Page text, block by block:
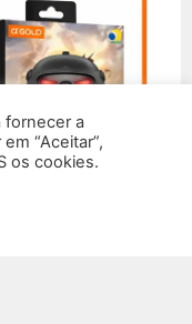
fornecer a
“Aceitar”,
os cookies.